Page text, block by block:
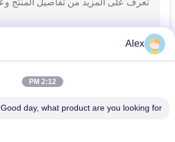
Alex
2:12 PM
Good day, what product are you looking for?